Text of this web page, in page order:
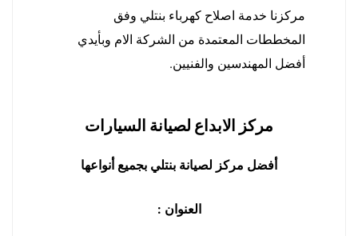
مركزنا خدمة اصلاح كهرباء بنتلي وفق
المخططات المعتمدة من الشركة الام وبأيدي
أفضل المهندسين والفنيين.
مركز الابداع لصيانة السيارات
أفضل مركز لصيانة بنتلي بجميع أنواعها
العنوان :